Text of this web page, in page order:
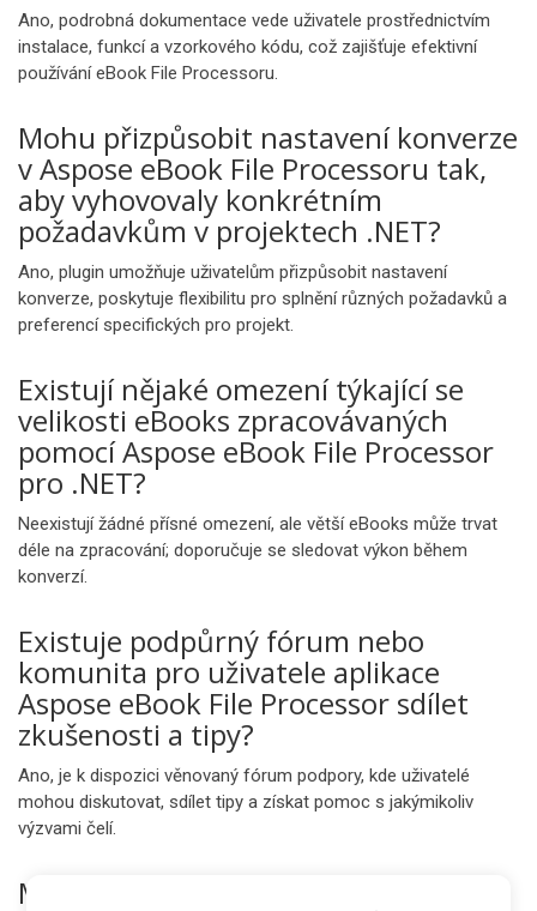
Ano, podrobná dokumentace vede uživatele prostřednictvím
instalace, funkcí a vzorkového kódu, což zajišťuje efektivní
používání eBook File Processoru.
Mohu přizpůsobit nastavení konverze
v Aspose eBook File Processoru tak,
aby vyhovovaly konkrétním
požadavkům v projektech .NET?
Ano, plugin umožňuje uživatelům přizpůsobit nastavení
konverze, poskytuje flexibilitu pro splnění různých požadavků a
preferencí specifických pro projekt.
Existují nějaké omezení týkající se
velikosti eBooks zpracovávaných
pomocí Aspose eBook File Processor
pro .NET?
Neexistují žádné přísné omezení, ale větší eBooks může trvat
déle na zpracování; doporučuje se sledovat výkon během
konverzí.
Existuje podpůrný fórum nebo
komunita pro uživatele aplikace
Aspose eBook File Processor sdílet
zkušenosti a tipy?
Ano, je k dispozici věnovaný fórum podpory, kde uživatelé
mohou diskutovat, sdílet tipy a získat pomoc s jakýmikoliv
výzvami čelí.
Může být ASPOSE eBook File